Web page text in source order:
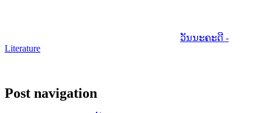
ວັນນະຄະດີ -
Literature
Post navigation